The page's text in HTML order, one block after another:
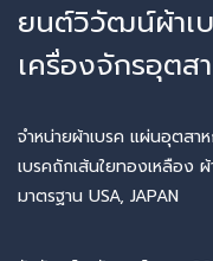
ยนต์วิวัฒน์ผ้าเ
เครื่องจักรอุตส
จำหน่ายผ้าเบรค แผ่นอุตสา
เบรคถักเส้นใยทองเหลือง
มาตรฐาน USA, JAPAN